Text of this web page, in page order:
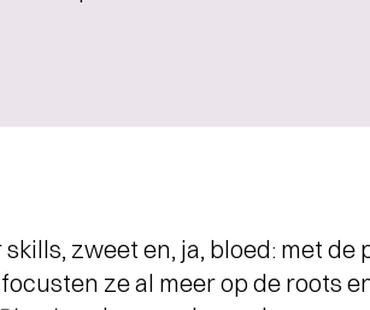
zweet en, ja, bloed: met de
ze al meer op de roots